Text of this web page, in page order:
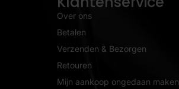
Over ons
Betalen
Verzenden & Bezorgen
Retouren
Mijn aankoop ongedaan maken